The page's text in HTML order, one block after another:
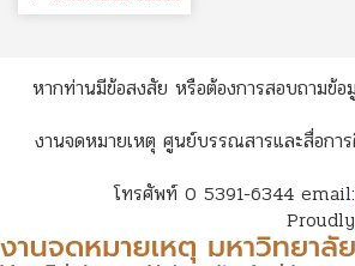
หากท่านมีข้อสงสัย หรือต้องการสอบถามข้อ
งานจดหมายเหตุ ศูนย์บรรณสารและสื่อกา
โทรศัพท์ 0 5391-6344 email: